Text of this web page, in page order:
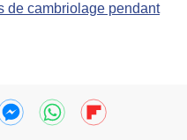
de cambriolage pendant